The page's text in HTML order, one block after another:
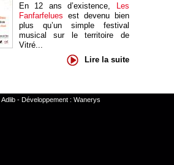
En 12 ans d’existence, Les
Fanfarfelues est devenu bien
plus qu’un simple festival
musical sur le territoire de
Vitré...
Lire la suite
Adlib- Développement : Wanerys